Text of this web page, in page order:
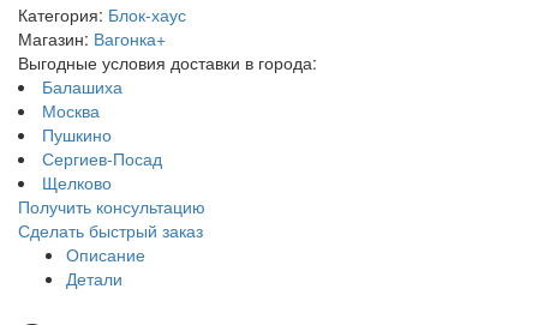
Категория: Блок-хаус
Магазин: Вагонка+
Выгодные условия доставки в города:
Балашиха
Москва
Пушкино
Сергиев-Посад
Щелково
Получить консультацию
Сделать быстрый заказ
Описание
Детали